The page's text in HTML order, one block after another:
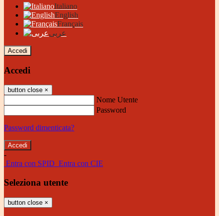
Italiano
English
Français
عربى
Accedi
Accedi
button close ×
Nome Utente
Password
Password dimenticata?
-
Entra con SPID Entra con CIE
Seleziona utente
button close ×